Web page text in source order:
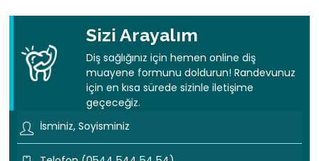
Sizi Arayalım
Diş sağlığınız için hemen online diş
muayene formunu doldurun! Randevunuz
için en kısa sürede sizinle iletişime
geçeceğiz.